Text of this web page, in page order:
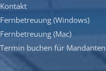
Kontakt
Fernbetreuung (Windows)
Fernbetreuung (Mac)
Termin buchen für Mandanten